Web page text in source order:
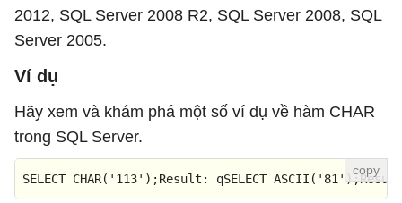
2012, SQL Server 2008 R2, SQL Server 2008, SQL
Server 2005.
Ví dụ
Hãy xem và khám phá một số ví dụ về hàm CHAR
trong SQL Server.
SELECT CHAR( '113' );Result : qSELECT ASCII( '81');Result